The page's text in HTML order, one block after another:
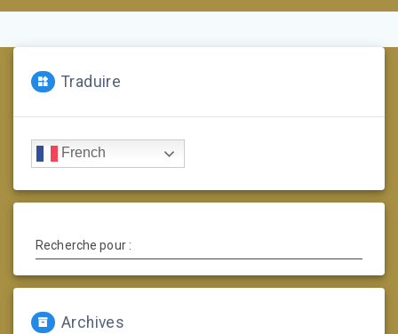
Traduire
French
Recherche pour :
Archives